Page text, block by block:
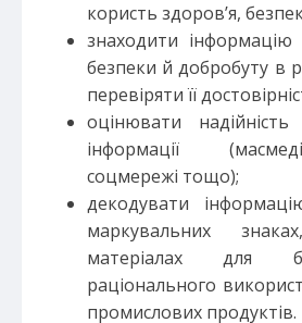
користь здоров’я,
знаходити
безпеки й добробуту в
перевіряти її
оцінювати
інформації
соцмережі тощо);
декодувати
маркувальних
матеріалах для
раціонального
промислових продуктів.